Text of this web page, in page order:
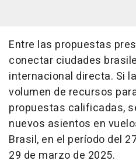
Entre las propuestas
conectar ciudades
internacional directa. Si
volumen de recursos
propuestas calificadas,
nuevos asientos en
Brasil, en el período del
29 de marzo de 2025.